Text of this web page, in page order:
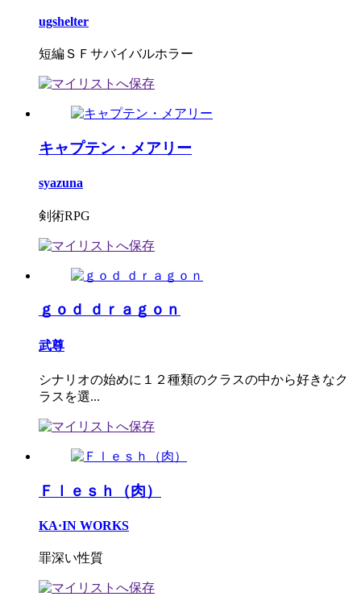
ugshelter
短編ＳＦサバイバルホラー
キャプテン・メアリー
syazuna
剣術RPG
ｇｏｄ ｄｒａｇｏｎ
武尊
シナリオの始めに１２種類のクラスの中から好きなク
ラスを選...
Ｆｌｅｓｈ（肉）
KA·IN WORKS
罪深い性質